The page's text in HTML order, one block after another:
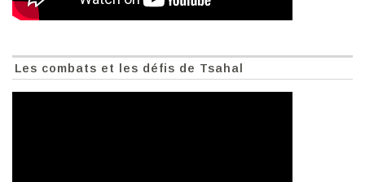
Les combats et les défis de Tsahal